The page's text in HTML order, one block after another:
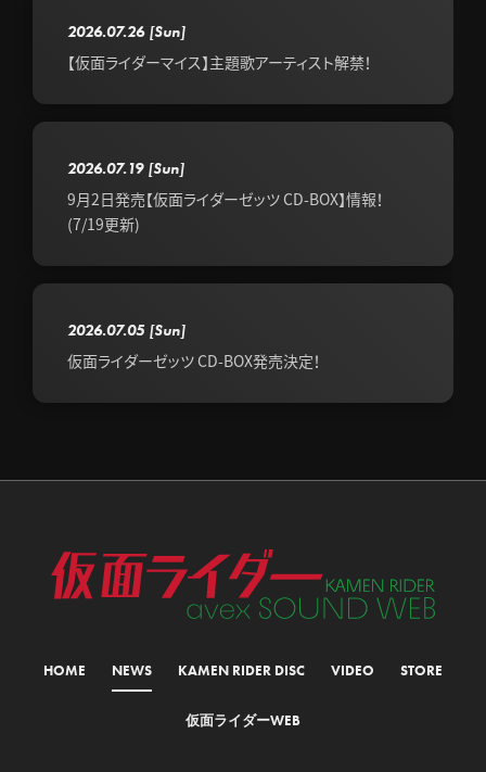
2026.07.26 [Sun]
【仮面ライダーマイス】主題歌アーティスト解禁！
2026.07.19 [Sun]
9月2日発売【仮面ライダーゼッツ CD-BOX】情報！
(7/19更新)
2026.07.05 [Sun]
仮面ライダーゼッツ CD-BOX発売決定！
HOME NEWS KAMEN RIDER DISC VIDEO STORE
仮面ライダーWEB